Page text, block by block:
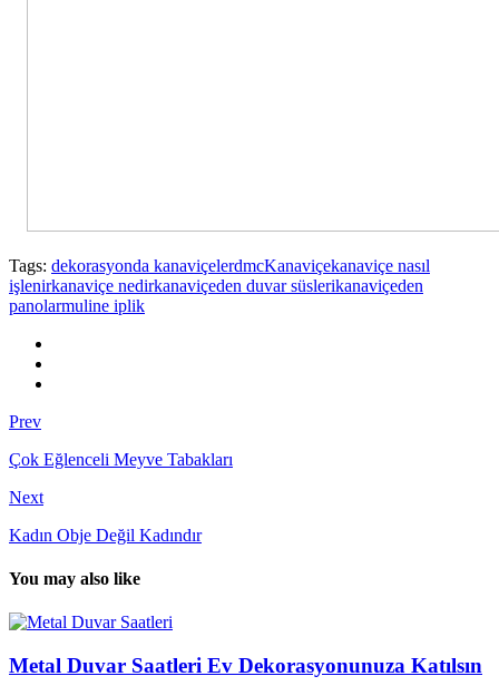
Tags: dekorasyonda kanaviçelerdmcKanaviçekanaviçe nasıl
işlenirkanaviçe nedirkanaviçeden duvar süslerikanaviçeden
panolarmuline iplik
Prev
Çok Eğlenceli Meyve Tabakları
Next
Kadın Obje Değil Kadındır
You may also like
Metal Duvar Saatleri Ev Dekorasyonunuza Katılsın